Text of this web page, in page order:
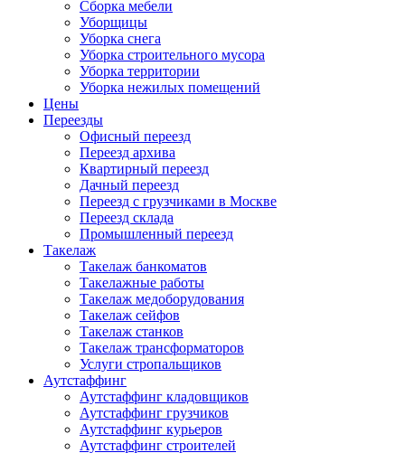
Сборка мебели
Уборщицы
Уборка снега
Уборка строительного мусора
Уборка территории
Уборка нежилых помещений
Цены
Переезды
Офисный переезд
Переезд архива
Квартирный переезд
Дачный переезд
Переезд с грузчиками в Москве
Переезд склада
Промышленный переезд
Такелаж
Такелаж банкоматов
Такелажные работы
Такелаж медоборудования
Такелаж сейфов
Такелаж станков
Такелаж трансформаторов
Услуги стропальщиков
Аутстаффинг
Аутстаффинг кладовщиков
Аутстаффинг грузчиков
Аутстаффинг курьеров
Аутстаффинг строителей